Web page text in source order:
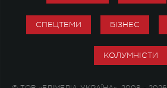
СПЕЦТЕМИ БІЗНЕС
КОЛУМНІСТИ